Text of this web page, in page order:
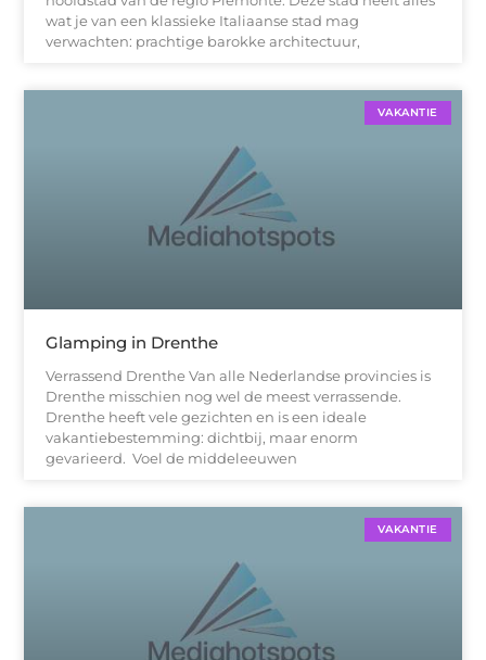
wat je van een klassieke Italiaanse stad mag
verwachten: prachtige barokke architectuur,
VAKANTIE
Glamping in Drenthe
Verrassend Drenthe Van alle Nederlandse provincies is
Drenthe misschien nog wel de meest verrassende.
Drenthe heeft vele gezichten en is een ideale
vakantiebestemming: dichtbij, maar enorm
gevarieerd. Voel de middeleeuwen
VAKANTIE